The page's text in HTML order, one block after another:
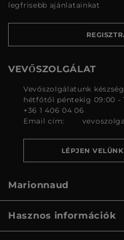
legfrisebb ajánlatainkat
VEVŐSZOLGÁLAT
Vevőszolgálatunk
hétfőtől péntekig 09:00 -
+36 1 406 04 06
Email cím:
LÉPJEN
Marionnaud
Hasznos információk